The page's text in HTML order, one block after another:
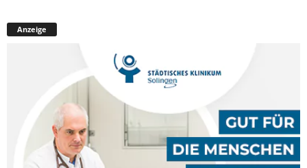
Anzeige